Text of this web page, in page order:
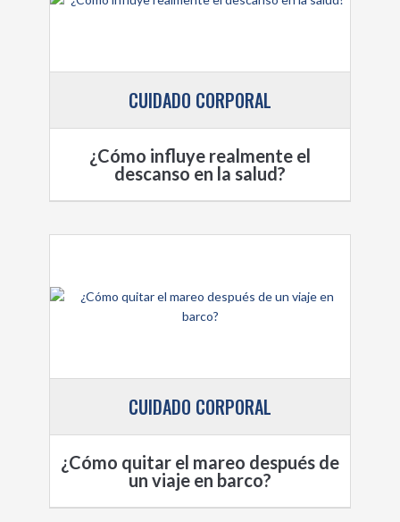
CUIDADO CORPORAL
¿Cómo influye realmente el
descanso en la salud?
CUIDADO CORPORAL
¿Cómo quitar el mareo después de
un viaje en barco?